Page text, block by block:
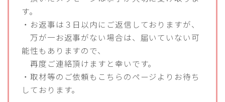
す。
・お返事は３日以内にご返信しておりますが、
万が一お返事がない場合は、届いていない可
能性もありますので、
再度ご連絡頂けますと幸いです。
・取材等のご依頼もこちらのページよりお待ち
しております。